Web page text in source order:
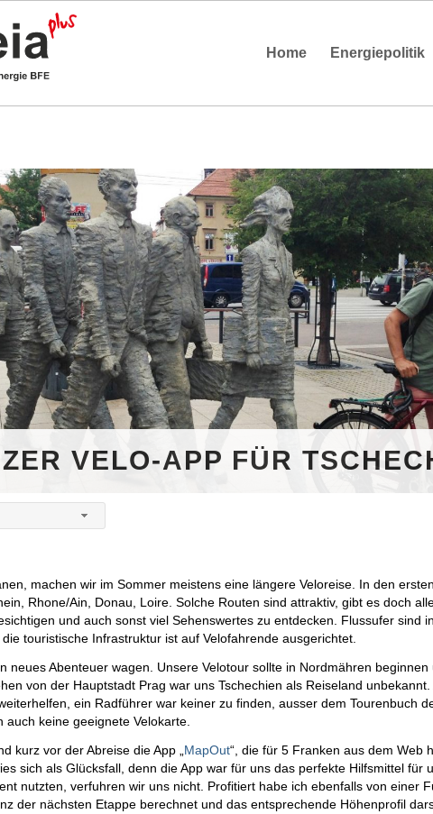
Home Energiepolitik
VELO-APP FÜR
machen wir im Sommer meistens eine längere Veloreise. In den
Rhone/Ain, Donau, Loire. Solche Routen sind attraktiv, gibt es doch
und auch sonst viel Sehenswertes zu entdecken. Flussufer sind
touristische Infrastruktur ist auf Velofahrende ausgerichtet.
neues Abenteuer wagen. Unsere Velotour sollte in Nordmähren beginnen
von der Hauptstadt Prag war uns Tschechien als Reiseland
ein Radführer war keiner zu finden, ausser dem Tourenbuch
auch keine geeignete Velokarte.
kurz vor der Abreise die App „MapOut“, die für 5 Franken aus dem Web
sich als Glücksfall, denn die App war für uns das perfekte Hilfsmittel für
nutzten, verfuhren wir uns nicht. Profitiert habe ich ebenfalls von einer
der nächsten Etappe berechnet und das entsprechende Höhenprofil